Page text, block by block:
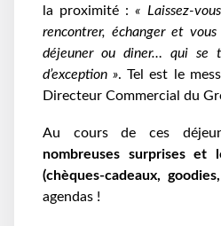
la proximité :« Laissez-
rencontrer, échanger et
déjeuner ou diner… qui se
d’exception ». Tel est le
Directeur Commercial du
Au cours de ces
nombreuses surprises et
(chèques-cadeaux,
agendas !